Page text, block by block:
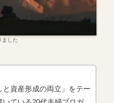
ました
と資産形成の両立」をテー